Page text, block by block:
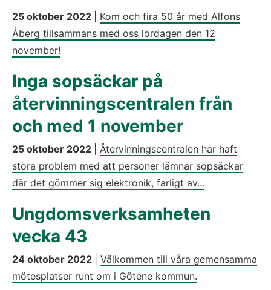
25 oktober 2022
Kom och fira 50 år med Alfons
Åberg tillsammans med oss lördagen den 12
november!
Inga sopsäckar på
återvinningscentralen från
och med 1 november
25 oktober 2022
Återvinningscentralen har haft
stora problem med att personer lämnar sopsäckar
där det gömmer sig elektronik, farligt av...
Ungdomsverksamheten
vecka 43
24 oktober 2022
Välkommen till våra gemensamma
mötesplatser runt om i Götene kommun.